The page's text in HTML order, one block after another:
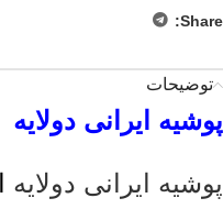
Share:
توضیحات
پوشیه ایرانی دولایه
پوشیه ایرانی دولایه